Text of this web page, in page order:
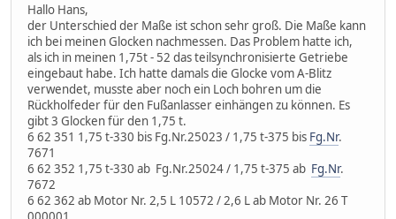
Hallo Hans,
der Unterschied der Maße ist schon sehr groß. Die Maße kann
ich bei meinen Glocken nachmessen. Das Problem hatte ich,
als ich in meinen 1,75t - 52 das teilsynchronisierte Getriebe
eingebaut habe. Ich hatte damals die Glocke vom A-Blitz
verwendet, musste aber noch ein Loch bohren um die
Rückholfeder für den Fußanlasser einhängen zu können. Es
gibt 3 Glocken für den 1,75 t.
6 62 351 1,75 t-330 bis Fg.Nr.25023 / 1,75 t-375 bis Fg.Nr.
7671
6 62 352 1,75 t-330 ab Fg.Nr.25024 / 1,75 t-375 ab Fg.Nr.
7672
6 62 362 ab Motor Nr. 2,5 L 10572 / 2,6 L ab Motor Nr. 26 T